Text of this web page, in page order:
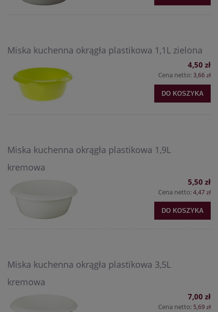
Miska kuchenna okrągła plastikowa 1,1L zielona
4,50 zł
Cena netto:3,66 zł
DO KOSZYKA
Miska kuchenna okrągła plastikowa 1,9L
kremowa
5,50 zł
Cena netto:4,47 zł
DO KOSZYKA
Miska kuchenna okrągła plastikowa 3,5L
kremowa
7,00 zł
Cena netto: 5,69 zł